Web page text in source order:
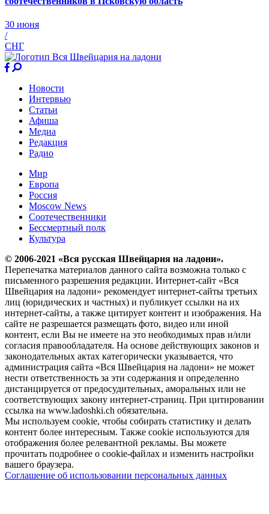
30 июня
/
СНГ
Новости
Интервью
Статьи
Афиша
Медиа
Редакция
Радио
Мир
Европа
Россия
Moscow News
Соотечественники
Бессмертный полк
Культура
© 2006-2021 «Вся русская Швейцария на ладони».
Перепечатка материалов данного сайта возможна только с
письменного разрешения редакции. Интернет-сайт «Вся
Швейцария на ладони» рекомендует интернет-сайты третьих
лиц (юридических и частных) и публикует ссылки на их
интернет-сайты, а также цитирует контент и изображения. На
сайте не разрешается размещать фото, видео или иной
контент, если Вы не имеете на это необходимых прав и/или
согласия правообладателя. На основе действующих законов и
законодательных актах категорически указывается, что
администрация сайта «Вся Швейцария на ладони» не может
нести ответственность за эти содержания и определенно
дистанцируется от предосудительных, аморальных или не
соответствующих закону интернет-страниц. При цитировании
ссылка на www.ladoshki.ch обязательна.
Мы используем cookie, чтобы собирать статистику и делать
контент более интересным. Также cookie используются для
отображения более релевантной рекламы. Вы можете
прочитать подробнее о cookie-файлах и изменить настройки
вашего браузера.
Соглашение об использовании персональных данных